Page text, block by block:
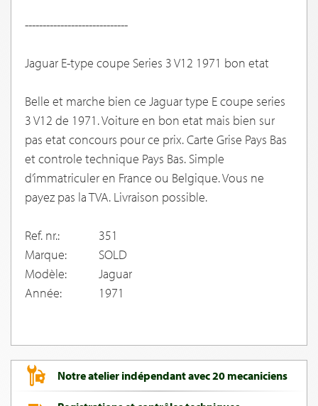
-----------------------------
Jaguar E-type coupe Series 3 V12 1971 bon etat
Belle et marche bien ce Jaguar type E coupe series
3 V12 de 1971. Voiture en bon etat mais bien sur
pas etat concours pour ce prix. Carte Grise Pays Bas
et controle technique Pays Bas. Simple
d’immatriculer en France ou Belgique. Vous ne
payez pas la TVA. Livraison possible.
Ref. nr.:
351
Marque:
SOLD
Modèle:
Jaguar
Année:
1971
Notre atelier indépendant avec 20 mecaniciens